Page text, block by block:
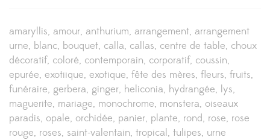
amaryllis amour anthurium arrangement arrangement
urne blanc bouquet calla callas centre de table choux
décoratif coloré contemporain corporatif coussin
epurée exotiique exotique fête des mères fleurs fruits
funéraire gerbera ginger heliconia hydrangée lys
maguerite mariage monochrome monstera oiseaux
paradis opale orchidée panier plante rond rose rose
rouge roses saint-valentain tropical tulipes urne